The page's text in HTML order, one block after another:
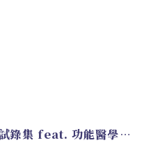
EP.220 好久不見！2026 試錄集 feat. 功能醫學營養師 美寶